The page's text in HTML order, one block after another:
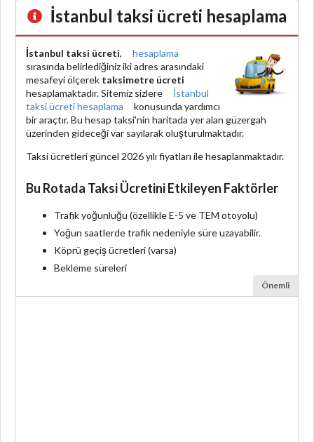
İstanbul taksi ücreti hesaplama
İstanbul taksi ücreti,
hesaplama
sırasında belirlediğiniz iki adres arasındaki
mesafeyi ölçerek taksimetre ücreti
hesaplamaktadır. Sitemiz sizlere
İstanbul
taksi ücreti hesaplama
konusunda yardımcı
bir araçtır. Bu hesap taksi'nin haritada yer alan güzergah
üzerinden gideceği var sayılarak oluşturulmaktadır.
Taksi ücretleri güncel 2026 yılı fiyatları ile hesaplanmaktadır.
Bu Rotada Taksi Ücretini Etkileyen Faktörler
Trafik yoğunluğu (özellikle E-5 ve TEM otoyolu)
Yoğun saatlerde trafik nedeniyle süre uzayabilir.
Köprü geçiş ücretleri (varsa)
Bekleme süreleri
Önemli